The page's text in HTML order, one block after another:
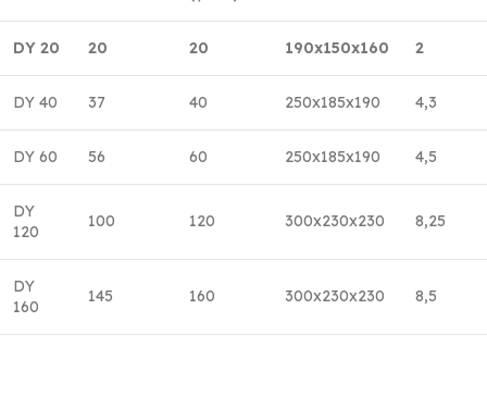
DY 20 20 20 190x150x160 2
DY 40 37 40 250x185x190 4,3
DY 60 56 60 250x185x190 4,5
DY
120
100 120 300x230x230 8,25
DY
160
145 160 300x230x230 8,5